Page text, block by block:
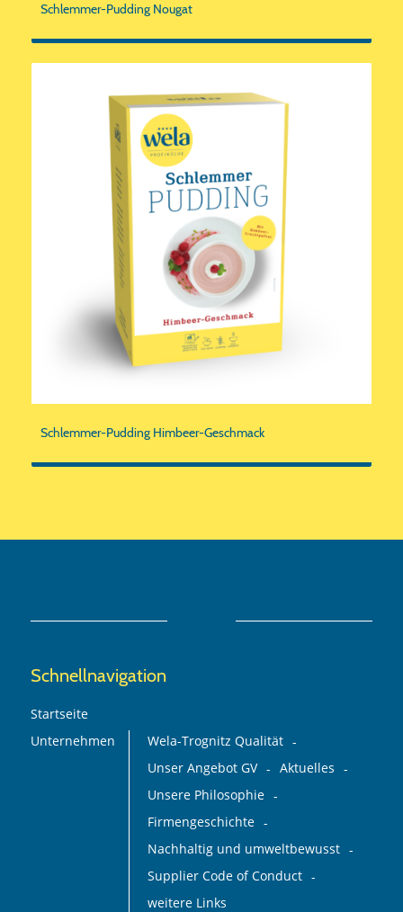
Schlemmer-Pudding Nougat
Schlemmer-Pudding Himbeer-Geschmack
Schnellnavigation
Startseite
Unternehmen
Wela-Trognitz Qualität
Unser Angebot GV
Aktuelles
Unsere Philosophie
Firmengeschichte
Nachhaltig und umweltbewusst
Supplier Code of Conduct
weitere Links